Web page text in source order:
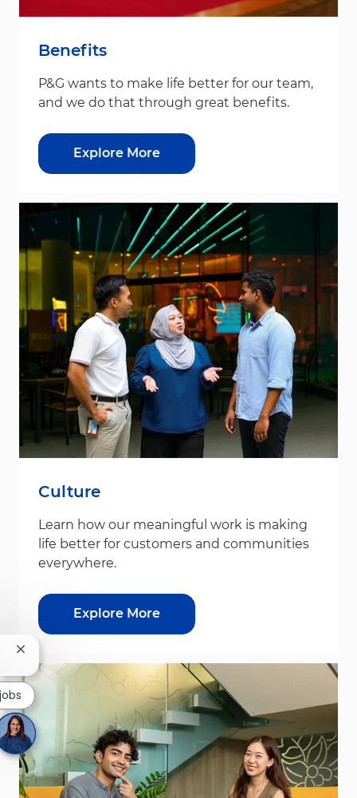
Benefits
P&G wants to make life better for our team,
and we do that through great benefits.
Explore More
Culture
Learn how our meaningful work is making
life better for customers and communities
everywhere.
Explore More
Close chatbot notification